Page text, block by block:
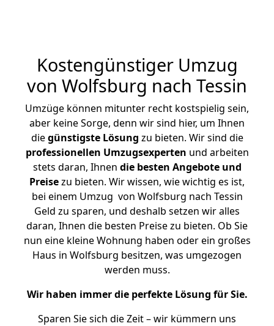
Kostengünstiger Umzug
von Wolfsburg nach Tessin
Umzüge können mitunter recht kostspielig sein,
aber keine Sorge, denn wir sind hier, um Ihnen
diegünstigste Lösung zu bieten. Wir sind die
professionellen Umzugsexperten und arbeiten
stets daran, Ihnen die besten Angebote und
Preisezu bieten. Wir wissen, wie wichtig es ist,
bei einem Umzug von Wolfsburg nach Tessin
Geld zu sparen, und deshalb setzen wir alles
daran, Ihnen die besten Preise zu bieten. Ob Sie
nun eine kleine Wohnung haben oder ein großes
Haus in Wolfsburg besitzen, was umgezogen
werden muss.
Wir haben immer die perfekte Lösung für Sie.
Sparen Sie sich die Zeit – wir kümmern uns